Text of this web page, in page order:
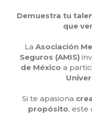
Demuestra tu
que
La Asociación
Seguros (AMIS)
de México a
Si te apasiona
propósito, este